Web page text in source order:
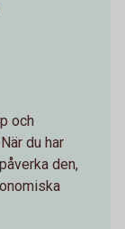
och
du har
den,